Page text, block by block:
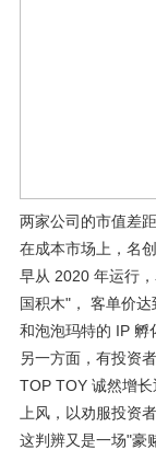
两家公司的市值差
在成本市场上，名
早从 2020 年运行
国积木"， 客单价达
和泡泡玛特的 IP 孵
另一方面，有投资
TOP TOY 诚然增
上风，以劝服投资
这判辨又是一场"豪